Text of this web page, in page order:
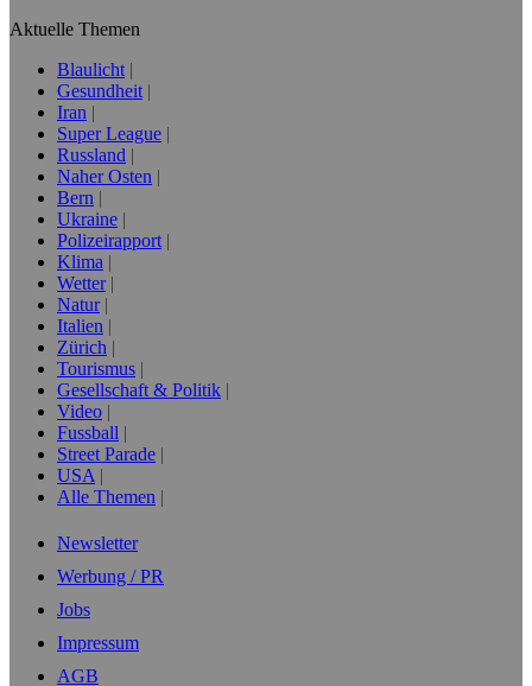
Aktuelle Themen
Blaulicht
Gesundheit
Iran
Super League
Russland
Naher Osten
Bern
Ukraine
Polizeirapport
Klima
Wetter
Natur
Italien
Zürich
Tourismus
Gesellschaft & Politik
Video
Fussball
Street Parade
USA
Alle Themen
Newsletter
Werbung / PR
Jobs
Impressum
AGB